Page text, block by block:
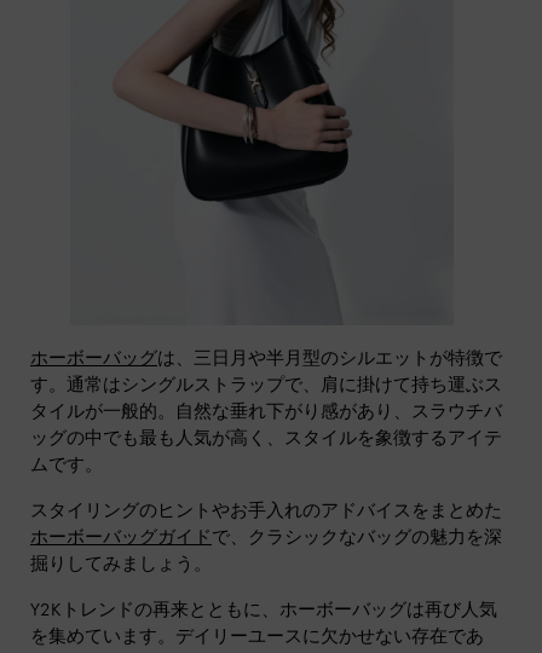
ホーボーバッグは、三日月や半月型のシルエットが特徴で
す。通常はシングルストラップで、肩に掛けて持ち運ぶス
タイルが一般的。自然な垂れ下がり感があり、スラウチバ
ッグの中でも最も人気が高く、スタイルを象徴するアイテ
ムです。
スタイリングのヒントやお手入れのアドバイスをまとめた
ホーボーバッグガイドで、クラシックなバッグの魅力を深
掘りしてみましょう。
Y2Kトレンドの再来とともに、ホーボーバッグは再び人気
を集めています。デイリーユースに欠かせない存在であ